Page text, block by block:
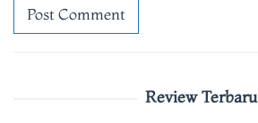
Review Terbaru